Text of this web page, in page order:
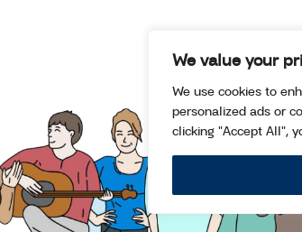
We value your
We use cookies to
personalized ads or
clicking "Accept All",